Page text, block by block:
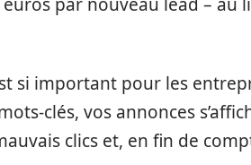
si important pour les
clés, vos annonces
clics et, en fin de